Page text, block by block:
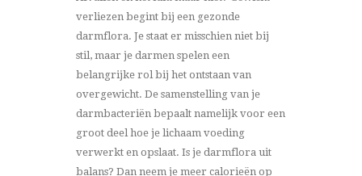
verliezen begint bij een gezonde
darmflora. Je staat er misschien niet bij
stil, maar je darmen spelen een
belangrijke rol bij het ontstaan van
overgewicht. De samenstelling van je
darmbacteriën bepaalt namelijk voor een
groot deel hoe je lichaam voeding
verwerkt en opslaat. Is je darmflora uit
balans? Dan neem je meer calorieën op